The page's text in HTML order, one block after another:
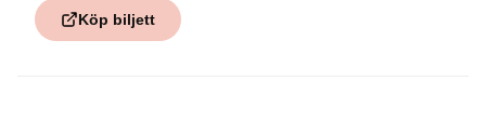
Köp biljett